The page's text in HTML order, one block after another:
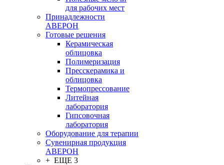
для рабочих мест
Принадлежности
АВЕРОН
Готовые решения
Керамическая
облицовка
Полимеризация
Пресскерамика и
облицовка
Термопрессование
Литейная
лаборатория
Гипсовочная
лаборатория
Оборудование для терапии
Сувенирная продукция
АВЕРОН
+ ЕЩЕ 3